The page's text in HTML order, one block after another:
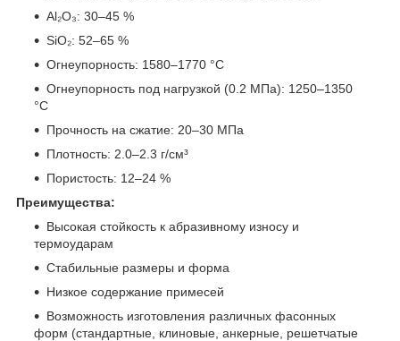
Al₂O₃: 30–45 %
SiO₂: 52–65 %
Огнеупорность: 1580–1770 °С
Огнеупорность под нагрузкой (0.2 МПа): 1250–1350
°С
Прочность на сжатие: 20–30 МПа
Плотность: 2.0–2.3 г/см³
Пористость: 12–24 %
Преимущества:
Высокая стойкость к абразивному износу и
термоударам
Стабильные размеры и форма
Низкое содержание примесей
Возможность изготовления различных фасонных
форм (стандартные, клиновые, анкерные, решетчатые